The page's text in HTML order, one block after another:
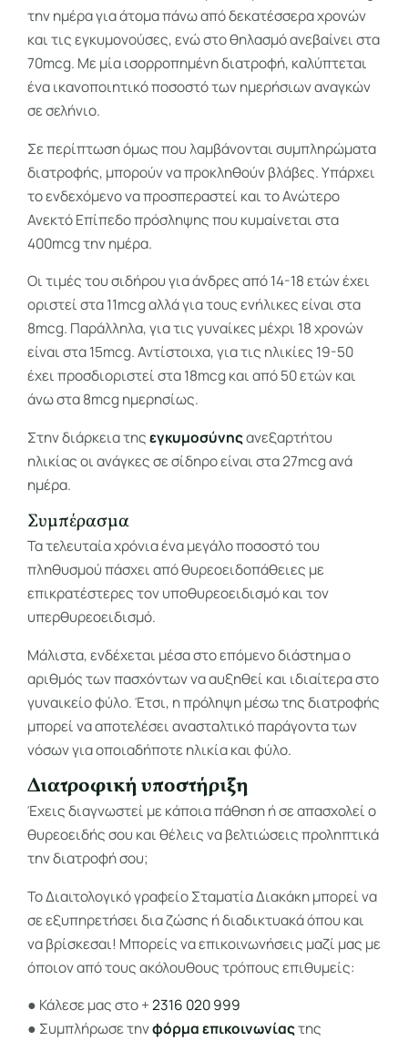
την ημέρα για άτομα πάνω από δεκατέσσερα χρονών
και τις εγκυμονούσες, ενώ στο θηλασμό ανεβαίνει στα
70mcg. Με μία ισορροπημένη διατροφή, καλύπτεται
ένα ικανοποιητικό ποσοστό των ημερήσιων αναγκών
σε σελήνιο.
Σε περίπτωση όμως που λαμβάνονται συμπληρώματα
διατροφής, μπορούν να προκληθούν βλάβες. Υπάρχει
το ενδεχόμενο να προσπεραστεί και το Ανώτερο
Ανεκτό Επίπεδο πρόσληψης που κυμαίνεται στα
400mcg την ημέρα.
Οι τιμές του σιδήρου για άνδρες από 14-18 ετών έχει
οριστεί στα 11mcg αλλά για τους ενήλικες είναι στα
8mcg. Παράλληλα, για τις γυναίκες μέχρι 18 χρονών
είναι στα 15mcg. Αντίστοιχα, για τις ηλικίες 19-50
έχει προσδιοριστεί στα 18mcg και από 50 ετών και
άνω στα 8mcg ημερησίως.
Στην διάρκεια τηςεγκυμοσύνηςανεξαρτήτου
ηλικίας οι ανάγκες σε σίδηρο είναι στα 27mcg ανά
ημέρα.
Συμπέρασμα
Τα τελευταία χρόνια ένα μεγάλο ποσοστό του
πληθυσμού πάσχει από θυρεοειδοπάθειες με
επικρατέστερες τον υποθυρεοειδισμό και τον
υπερθυρεοειδισμό.
Μάλιστα, ενδέχεται μέσα στο επόμενο διάστημα ο
αριθμός των πασχόντων να αυξηθεί και ιδιαίτερα στο
γυναικείο φύλο. Έτσι, η πρόληψη μέσω της διατροφής
μπορεί να αποτελέσει ανασταλτικό παράγοντα των
νόσων για οποιαδήποτε ηλικία και φύλο.
Διατροφική υποστήριξη
Έχεις διαγνωστεί με κάποια πάθηση ή σε απασχολεί ο
θυρεοειδής σου και θέλεις να βελτιώσεις προληπτικά
την διατροφή σου;
Το Διαιτολογικό γραφείο Σταματία Διακάκη μπορεί να
σε εξυπηρετήσει δια ζώσης ή διαδικτυακά όπου και
να βρίσκεσαι! Μπορείς να επικοινωνήσεις μαζί μας με
όποιον από τους ακόλουθους τρόπους επιθυμείς:
● Κάλεσε μας στο +2316 020 999
● Συμπλήρωσε τηνφόρμα επικοινωνίαςτης